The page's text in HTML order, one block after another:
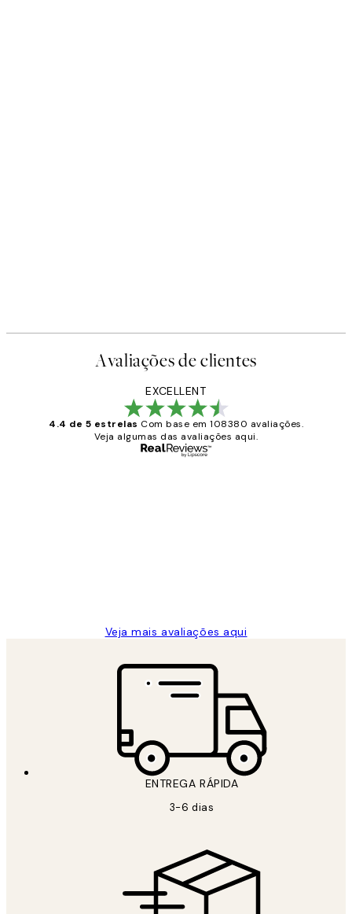
Avaliações de clientes
EXCELLENT
4.4 de 5 estrelas Com base em 108380 avaliações.
Veja algumas das avaliações aqui.
Veja mais avaliações aqui
ENTREGA RÁPIDA
3-6 dias